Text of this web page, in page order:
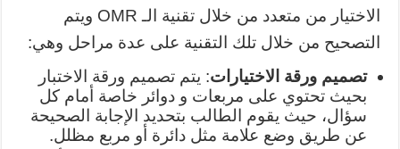
الاختيار من متعدد من خلال تقنية الـ OMR ويتم
التصحيح من خلال تلك التقنية على عدة مراحل وهي:
تصميم ورقة الاختيارات: يتم تصميم ورقة الاختبار
بحيث تحتوي على مربعات و دوائر خاصة أمام كل
سؤال، حيث يقوم الطالب بتحديد الإجابة الصحيحة
عن طريق وضع علامة مثل دائرة أو مربع مظلل.